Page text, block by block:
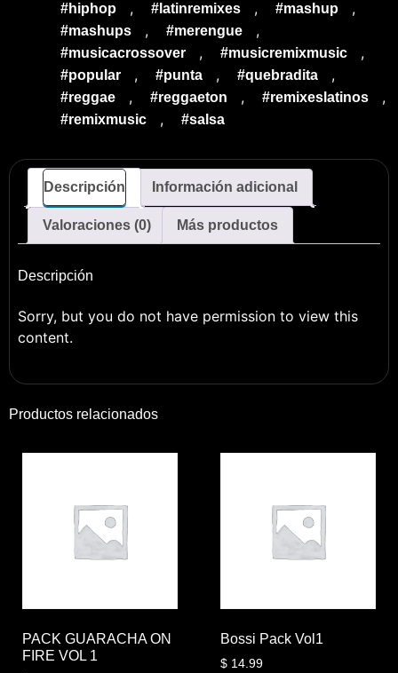
#hiphop , #latinremixes , #mashup ,
#mashups , #merengue ,
#musicacrossover , #musicremixmusic ,
#popular , #punta , #quebradita ,
#reggae , #reggaeton , #remixeslatinos ,
#remixmusic , #salsa
Descripción Información adicional
Valoraciones (0) Más productos
Descripción
Sorry, but you do not have permission to view this
content.
Productos relacionados
PACK GUARACHA ON
FIRE VOL 1
Bossi Pack Vol1
$14.99